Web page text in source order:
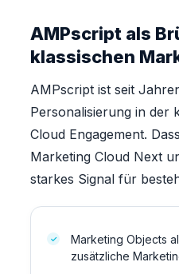
AMPscript als
klassischen
AMPscript ist seit
Personalisierung in der
Cloud Engagement.
Marketing Cloud Next
starkes Signal für
Marketing Objects
zusätzliche